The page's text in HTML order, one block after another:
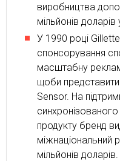
виробництва
мільйонів
У 1990 році
спонсорування
масштабну
щоби
Sensor. На
продукту бренд
мільйонів